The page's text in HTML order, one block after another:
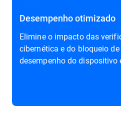
Desempenho otimizado
Elimine o impacto das
cibernética e do bloqueio
desempenho do dispositivo